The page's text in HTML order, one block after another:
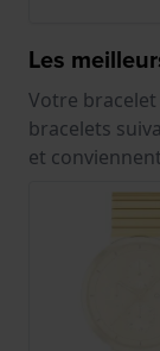
Les
Votre
bracelets
et